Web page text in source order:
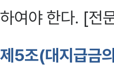
하여야 한다. [전
제5조(대지급금